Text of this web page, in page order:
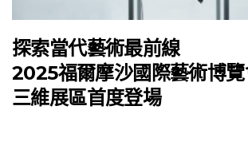
探索當代藝術最前線
2025福爾摩沙國際藝術博
三維展區首度登場